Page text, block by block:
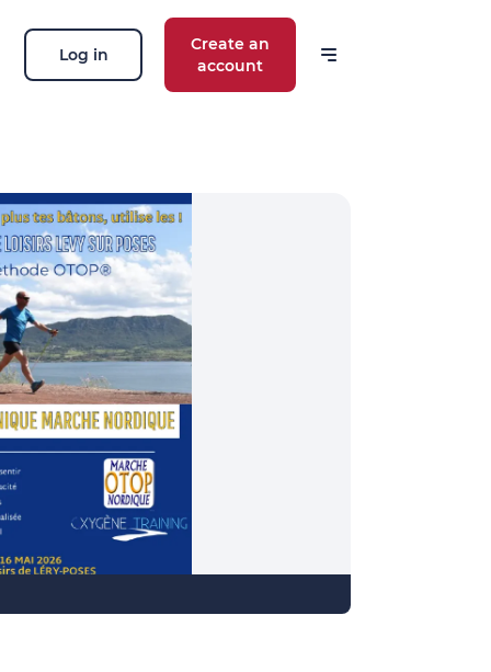
Log in
Create an
account